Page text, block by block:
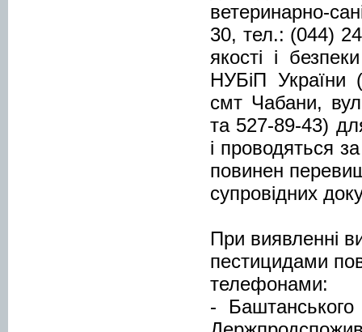
ветеринарно-
30, тел.: (044)
якості і
НУБіП України
смт Чабани,
та 527-89-43)
і проводяться
повинен
супровідних
При виявленні
пестицидами
телефонами:
- Баштанського